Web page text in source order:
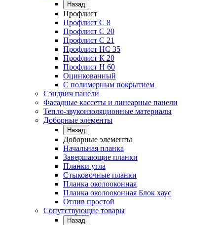
Назад
Профлист
Профлист С 8
Профлист С 20
Профлист C 21
Профлист НС 35
Профлист К 20
Профлист Н 60
Оцинкованный
С полимерным покрытием
Сэндвич панели
Фасадные кассеты и линеарные панели
Тепло-звукоизоляционные материалы
Доборные элементы
Назад
Доборные элементы
Начальная планка
Завершающие планки
Планки угла
Стыковочные планки
Планка околооконная
Планка околооконная Блок хаус
Отлив простой
Сопутствующие товары
Назад